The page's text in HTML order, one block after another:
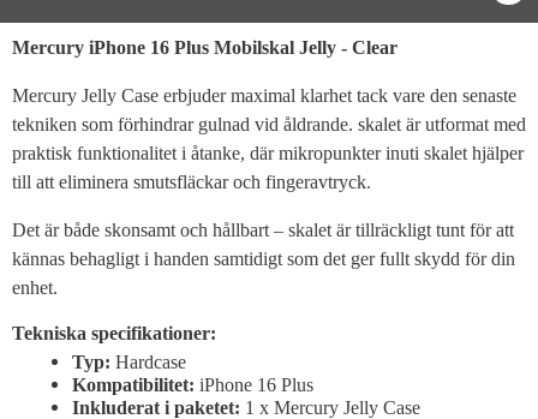
Produktbeskrivning
Mercury iPhone 16 Plus Mobilskal Jelly - Clear
Mercury Jelly Case erbjuder maximal klarhet tack vare den senaste
tekniken som förhindrar gulnad vid åldrande. skalet är utformat med
praktisk funktionalitet i åtanke, där mikropunkter inuti skalet hjälper
till att eliminera smutsfläckar och fingeravtryck.
Det är både skonsamt och hållbart – skalet är tillräckligt tunt för att
kännas behagligt i handen samtidigt som det ger fullt skydd för din
enhet.
Tekniska specifikationer:
Typ: Hardcase
Kompatibilitet: iPhone 16 Plus
Inkluderat i paketet: 1 x Mercury Jelly Case